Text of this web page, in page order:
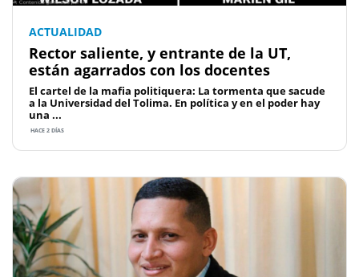
ACTUALIDAD
Rector saliente, y entrante de la UT,
están agarrados con los docentes
El cartel de la mafia politiquera: La tormenta que sacude
a la Universidad del Tolima. En política y en el poder hay
una ...
HACE 2 DÍAS